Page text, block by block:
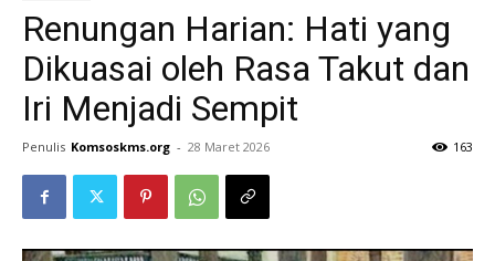
Renungan Harian: Hati yang
Dikuasai oleh Rasa Takut dan
Iri Menjadi Sempit
Penulis Komsoskms.org - 28 Maret 2026 163